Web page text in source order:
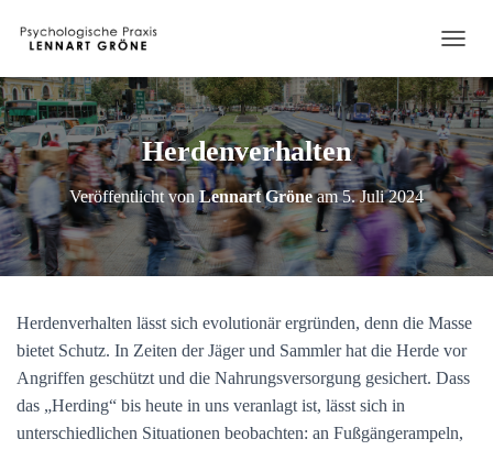
A
V
I
G
A
T
I
O
N
U
C
H
E
Herdenverhalten
Veröffentlicht vonLennart Gröneam5. Juli 2024
Herdenverhalten lässt sich evolutionär ergründen, denn die Masse
bietet Schutz. In Zeiten der Jäger und Sammler hat die Herde vor
Angriffen geschützt und die Nahrungsversorgung gesichert. Dass
das „Herding“ bis heute in uns veranlagt ist, lässt sich in
unterschiedlichen Situationen beobachten: an Fußgängerampeln,